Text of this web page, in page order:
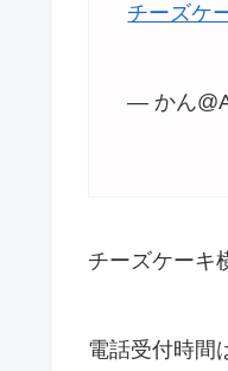
チーズケ
— かん
チーズケーキ
電話受付時間